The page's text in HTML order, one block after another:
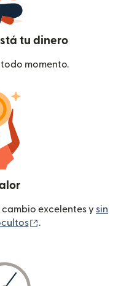
tu dinero
todo momento.
excelentes y sin
.